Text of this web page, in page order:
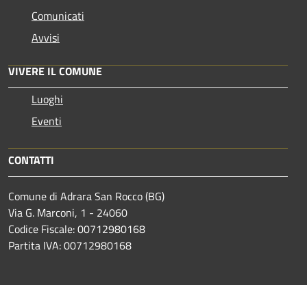
Comunicati
Avvisi
VIVERE IL COMUNE
Luoghi
Eventi
CONTATTI
Comune di Adrara San Rocco (BG)
Via G. Marconi, 1 - 24060
Codice Fiscale: 00712980168
Partita IVA: 00712980168